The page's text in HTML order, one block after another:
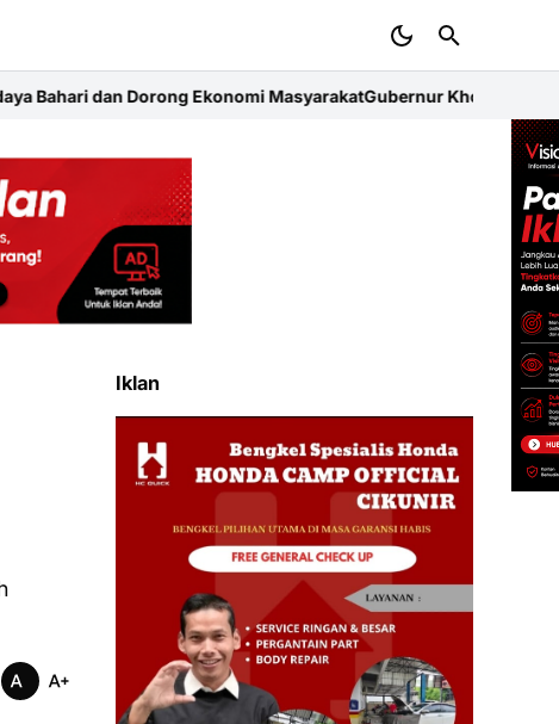
MasyarakatGubernur Khofifah Sapa Ratusan Ojol Kota Malang
Iklan